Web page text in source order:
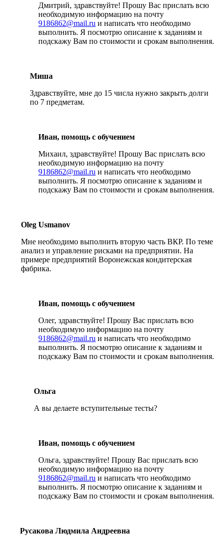
Дмитрий, здравствуйте! Прошу Вас прислать всю
необходимую информацию на почту
9186862@mail.ru и написать что необходимо
выполнить. Я посмотрю описание к заданиям и
подскажу Вам по стоимости и срокам выполнения.
Миша
Здравствуйте, мне до 15 числа нужно закрыть долги
по 7 предметам.
Иван, помощь с обучением
Михаил, здравствуйте! Прошу Вас прислать всю
необходимую информацию на почту
9186862@mail.ru и написать что необходимо
выполнить. Я посмотрю описание к заданиям и
подскажу Вам по стоимости и срокам выполнения.
Oleg Usmanov
Мне необходимо выполнить вторую часть ВКР. По теме
анализ и управление рисками на предприятии. На
примере предприятий Воронежская кондитерская
фабрика.
Иван, помощь с обучением
Олег, здравствуйте! Прошу Вас прислать всю
необходимую информацию на почту
9186862@mail.ru и написать что необходимо
выполнить. Я посмотрю описание к заданиям и
подскажу Вам по стоимости и срокам выполнения.
Ольга
А вы делаете вступительные тесты?
Иван, помощь с обучением
Ольга, здравствуйте! Прошу Вас прислать всю
необходимую информацию на почту
9186862@mail.ru и написать что необходимо
выполнить. Я посмотрю описание к заданиям и
подскажу Вам по стоимости и срокам выполнения.
Русакова Людмила Андреевна